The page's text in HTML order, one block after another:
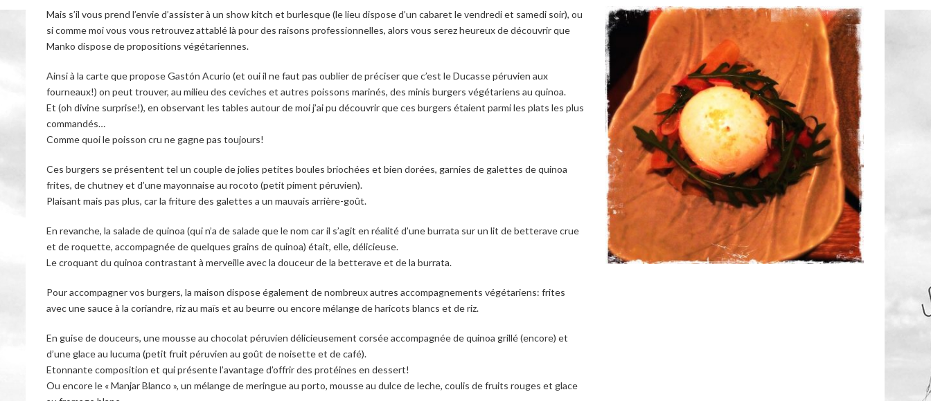
Mais s’il vous prend l’envie d’assister à un show kitch et burlesque (le lieu dispose d’un cabaret le vendredi et samedi soir), ou
si comme moi vous vous retrouvez attablé là pour des raisons professionnelles, alors vous serez heureux de découvrir que
Manko dispose de propositions végétariennes.
Ainsi à la carte que proposeGastón Acurio (et oui il ne faut pas oublier de préciser que c’est le Ducasse péruvien aux
fourneaux!) on peut trouver, au milieu des ceviches et autres poissons marinés, des minis burgers végétariens au quinoa.
Et (oh divine surprise!), en observant les tables autour de moi j’ai pu découvrir que ces burgers étaient parmi les plats les plus
commandés…
Comme quoi le poisson cru ne gagne pas toujours!
Ces burgers se présentent tel un couple de jolies petites boules briochées et bien dorées, garnies de galettes de quinoa
frites, de chutney et d’une mayonnaise au rocoto (petit piment péruvien).
Plaisant mais pas plus, car la friture des galettes a un mauvais arrière-goût.
En revanche, la salade de quinoa (qui n’a de salade que le nom car il s’agit en réalité d’une burrata sur un lit de betterave crue
et de roquette, accompagnée de quelques grains de quinoa) était, elle, délicieuse.
Le croquant du quinoa contrastant à merveille avec la douceur de la betterave et de la burrata.
Pour accompagner vos burgers, la maison dispose également de nombreux autres accompagnements végétariens: frites
avec une sauce à la coriandre, riz au maïs et au beurre ou encore mélange de haricots blancs et de riz.
En guise de douceurs, une mousse au chocolat péruvien délicieusement corsée accompagnée de quinoa grillé (encore) et
d’une glace au lucuma (petit fruit péruvien au goût de noisette et de café).
Etonnante composition et qui présente l’avantage d’offrir des protéines en dessert!
Ou encore le « Manjar Blanco », un mélange de meringue au porto, mousse au dulce de leche, coulis de fruits rouges et glace